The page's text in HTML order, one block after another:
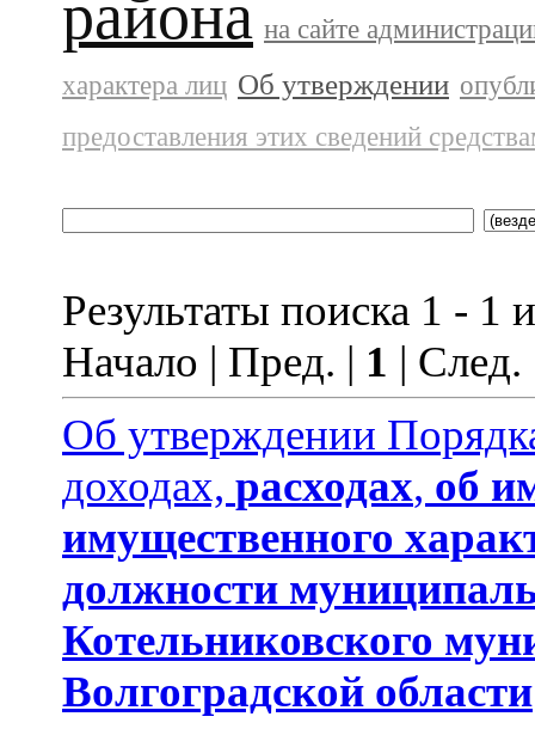
района на сайте
характера лиц Об утверждении
предоставления этих сведений
Результаты поиска 1 - 1
Начало | Пред. | 1 |
Об утверждении
доходах, расходах, об
имущественного
должности
Котельниковского
Волгоградской области